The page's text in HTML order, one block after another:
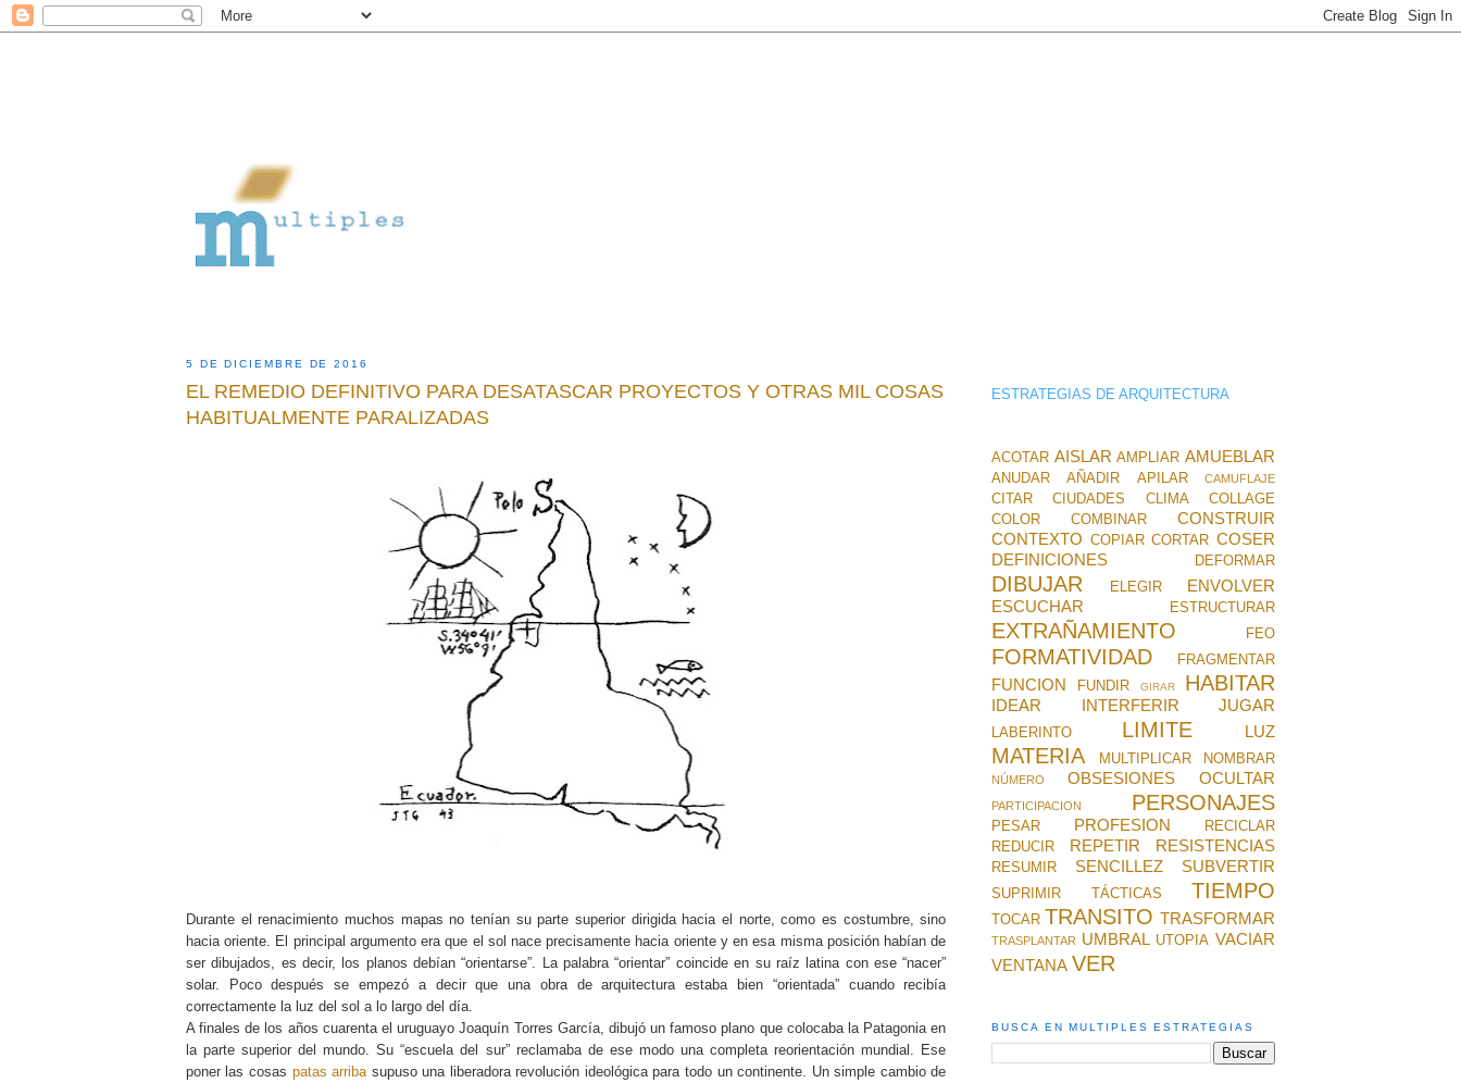
5 DE DICIEMBRE DE 2016
EL REMEDIO DEFINITIVO PARA DESATASCAR PROYECTOS Y OTRAS MIL COSAS
HABITUALMENTE PARALIZADAS
Durante el renacimiento muchos mapas no tenían su parte superior dirigida hacia el norte, como es costumbre, sino
hacia oriente. El principal argumento era que el sol nace precisamente hacia oriente y en esa misma posición habían de
ser dibujados, es decir, los planos debían “orientarse”. La palabra “orientar” coincide en su raíz latina con ese “nacer”
solar. Poco después se empezó a decir que una obra de arquitectura estaba bien “orientada” cuando recibía
correctamente la luz del sol a lo largo del día.
A finales de los años cuarenta el uruguayo Joaquín Torres García, dibujó un famoso plano que colocaba la Patagonia en
la parte superior del mundo. Su “escuela del sur” reclamaba de ese modo una completa reorientación mundial. Ese
poner las cosas patas arriba supuso una liberadora revolución ideológica para todo un continente. Un simple cambio de
ESTRATEGIAS DE ARQUITECTURA
ACOTAR AISLAR AMPLIAR AMUEBLAR
ANUDAR AÑADIR APILAR CAMUFLAJE
CITAR CIUDADES CLIMA
COLLAGE
COLOR
COMBINAR
CONSTRUIR
CONTEXTO COPIAR CORTAR COSER
DEFINICIONES
DEFORMAR
DIBUJAR ELEGIR
ENVOLVER
ESCUCHAR
ESTRUCTURAR
EXTRAÑAMIENTO FEO
FORMATIVIDAD FRAGMENTAR
FUNCION FUNDIR GIRAR HABITAR
IDEAR INTERFERIR JUGAR
LABERINTO LIMITE LUZ
MATERIA MULTIPLICAR NOMBRAR
NÚMERO OBSESIONES OCULTAR
PARTICIPACION PERSONAJES
PESAR PROFESION
RECICLAR
REDUCIR
REPETIR RESISTENCIAS
RESUMIR SENCILLEZ SUBVERTIR
SUPRIMIR TÁCTICAS TIEMPO
TOCAR TRANSITO TRASFORMAR
TRASPLANTAR UMBRAL UTOPIA VACIAR
VENTANA VER
BUSCA EN MULTIPLES ESTRATEGIAS